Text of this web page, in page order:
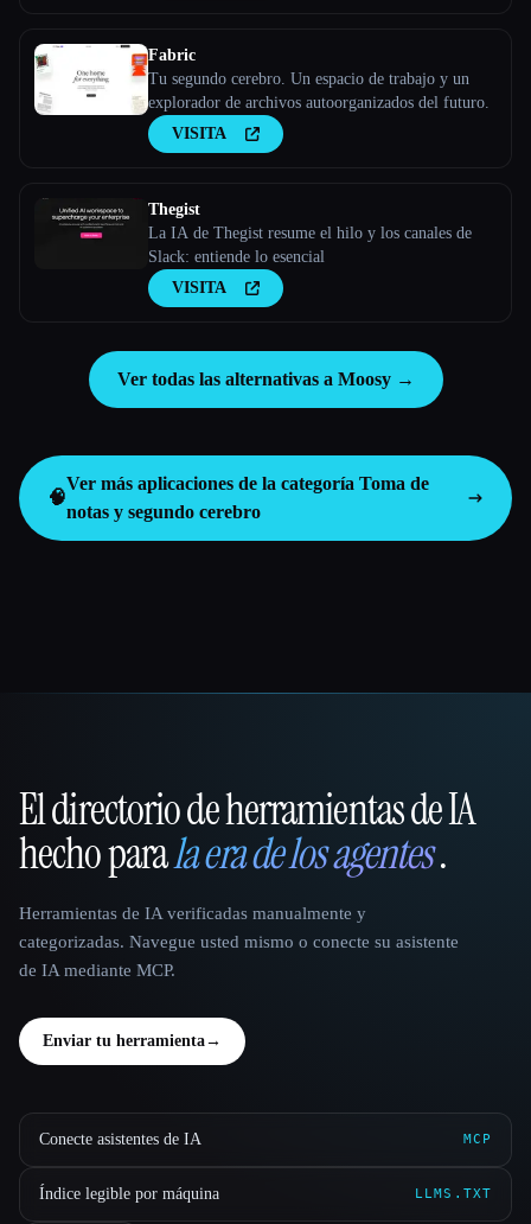
Fabric
Tu segundo cerebro. Un espacio de trabajo y un
explorador de archivos autoorganizados del futuro.
VISITA
Thegist
La IA de Thegist resume el hilo y los canales de
Slack: entiende lo esencial
VISITA
Ver todas las alternativas a Moosy →
🧠
Ver más aplicaciones de la categoría Toma de
notas y segundo cerebro
That AI Collection
El directorio de herramientas de IA
hecho parala era de los agentes.
Herramientas de IA verificadas manualmente y
categorizadas. Navegue usted mismo o conecte su asistente
de IA mediante MCP.
Enviar tu herramienta→
Conecte asistentes de IA MCP
Índice legible por máquina LLMS.TXT